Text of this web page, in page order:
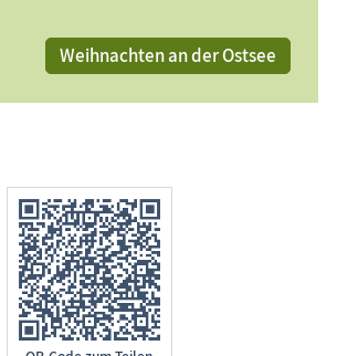
Weihnachten an der Ostsee